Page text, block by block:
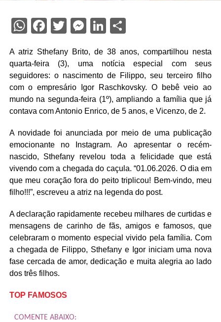
WhatsApp
Facebook
Twitter
Messenger
LinkedIn
Share
A atriz Sthefany Brito, de 38 anos, compartilhou nesta
quarta-feira (3), uma notícia especial com seus
seguidores: o nascimento de Filippo, seu terceiro filho
com o empresário
Igor Raschkovsky. O bebê veio ao
mundo na segunda-feira (1º), ampliando a família que já
contava com Antonio Enrico, de 5 anos, e Vicenzo, de 2.
A novidade foi anunciada por meio de uma publicação
emocionante no Instagram. Ao apresentar o recém-
nascido, Sthefany revelou toda a felicidade que está
vivendo com a chegada do caçula. “01.06.2026. O dia em
que meu coração fora do peito triplicou! Bem-vindo, meu
filho!!!”, escreveu a atriz na legenda do post.
A declaração rapidamente recebeu milhares de curtidas e
mensagens de carinho de fãs, amigos e famosos, que
celebraram o momento especial vivido pela família. Com
a chegada de Filippo, Sthefany e Igor iniciam uma nova
fase cercada de amor, dedicação e muita alegria ao lado
dos três filhos.
TOP FAMOSOS
COMENTE ABAIXO: